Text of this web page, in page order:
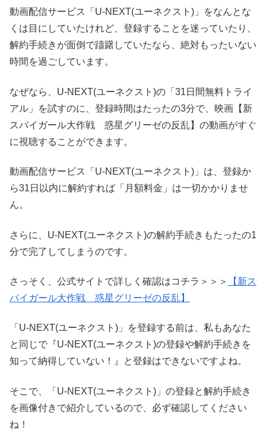
動画配信サービス「U-NEXT(ユーネクスト)」をなんとな
くは目にしていたけれど、登録することを迷っていたり、
解約手続きが面倒で躊躇していたなら、絶対もったいない
時間を過ごしています。
なぜなら、U-NEXT(ユーネクスト)の「31日間無料トライ
アル」を試すのに、登録時間はたったの3分で、映画【新
スパイガール大作戦 惑星グリーゼの反乱】の動画がすぐ
に視聴することができます。
動画配信サービス「U-NEXT(ユーネクスト)」は、登録か
ら31日以内に解約すれば「月額料金」は一切かかりませ
ん。
さらに、U-NEXT(ユーネクスト)の解約手続きもたったの1
分で完了してしまうのです。
さっそく、公式サイトで詳しく確認はコチラ＞＞＞
【新ス
パイガール大作戦 惑星グリーゼの反乱】
「U-NEXT(ユーネクスト)」を登録する前は、私もあなた
と同じで『U-NEXT(ユーネクスト)の登録や解約手続きを
知って納得していない！』と登録はできないですよね。
そこで、「U-NEXT(ユーネクスト)」の登録と解約手続き
を画像付きで紹介しているので、必ず確認してください
ね！